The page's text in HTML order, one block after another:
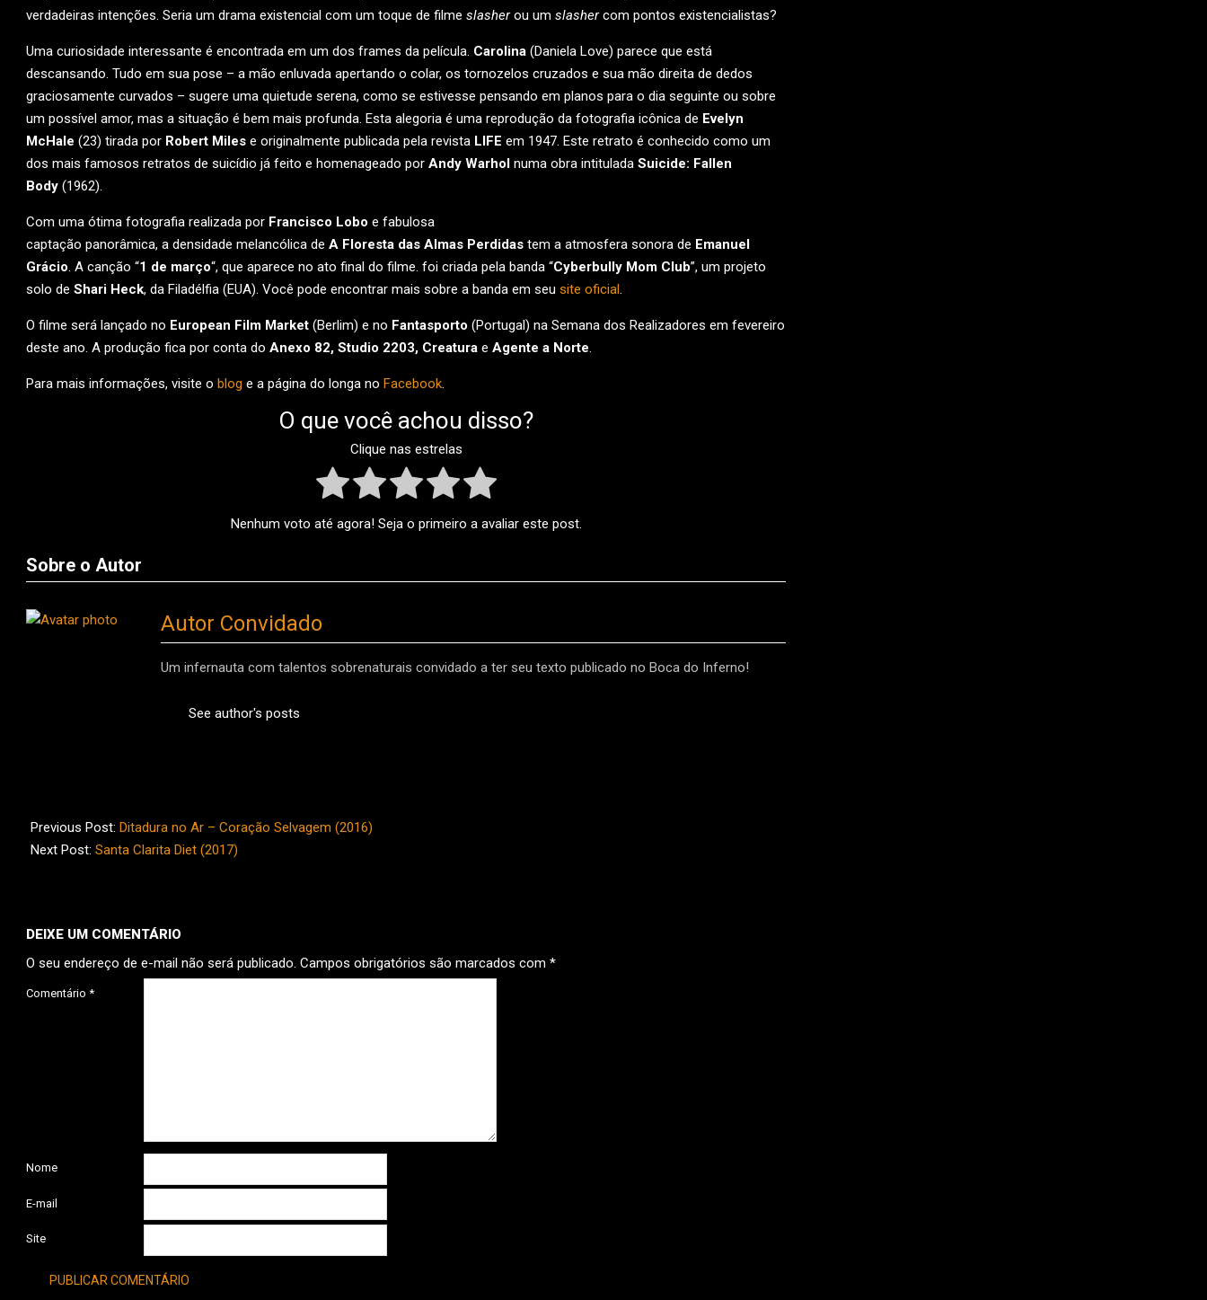
verdadeiras intenções. Seria um drama existencial com um toque de filme slasherou um slashercom pontos existencialistas?
Uma curiosidade interessante é encontrada em um dos frames da película. Carolina (Daniela Love) parece que está
descansando. Tudo em sua pose – a mão enluvada apertando o colar, os tornozelos cruzados e sua mão direita de dedos
graciosamente curvados – sugere uma quietude serena, como se estivesse pensando em planos para o dia seguinte ou sobre
um possível amor, mas a situação é bem mais profunda. Esta alegoria é uma reprodução da fotografia icônica de Evelyn
McHale (23) tirada por Robert Miles e originalmente publicada pela revista LIFE em 1947. Este retrato é conhecido como um
dos mais famosos retratos de suicídio já feito e homenageado por Andy Warhol numa obra intitulada Suicide: Fallen
Body (1962).
Com uma ótima fotografia realizada por Francisco Lobo e fabulosa
captação panorâmica, a densidade melancólica de A Floresta das Almas Perdidas tem a atmosfera sonora de Emanuel
Grácio. A canção “1 de março“, que aparece no ato final do filme. foi criada pela banda “Cyberbully Mom Club”, um projeto
solo de Shari Heck, da Filadélfia (EUA). Você pode encontrar mais sobre a banda em seu site oficial.
O filme será lançado no European Film Market (Berlim) e no Fantasporto (Portugal) na Semana dos Realizadores em fevereiro
deste ano. A produção fica por conta do Anexo 82, Studio 2203, Creatura e Agente a Norte.
Para mais informações, visite o blog e a página do longa no Facebook.
O que você achou disso?
Clique nas estrelas
Nenhum voto até agora! Seja o primeiro a avaliar este post.
Sobre o Autor
Autor Convidado
Um infernauta com talentos sobrenaturais convidado a ter seu texto publicado no Boca do Inferno!
See author's posts
02-
10
Previous Post: Ditadura no Ar – Coração Selvagem (2016)
Next Post: Santa Clarita Diet (2017)
DEIXE UM COMENTÁRIO
O seu endereço de e-mail não será publicado. Campos obrigatórios são marcados com *
Comentário *
Nome
E-mail
Site